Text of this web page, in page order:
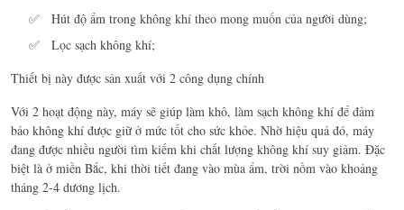
Hút độ ẩm trong không khí theo mong muốn của người dùng;
Lọc sạch không khí;
Thiết bị này được sản xuất với 2 công dụng chính
Với 2 hoạt động này, máy sẽ giúp làm khô, làm sạch không khí để đảm
bảo không khí được giữ ở mức tốt cho sức khỏe. Nhờ hiệu quả đó, máy
đang được nhiều người tìm kiếm khi chất lượng không khí suy giảm. Đặc
biệt là ở miền Bắc, khi thời tiết đang vào mùa ẩm, trời nồm vào khoảng
tháng 2-4 dương lịch.